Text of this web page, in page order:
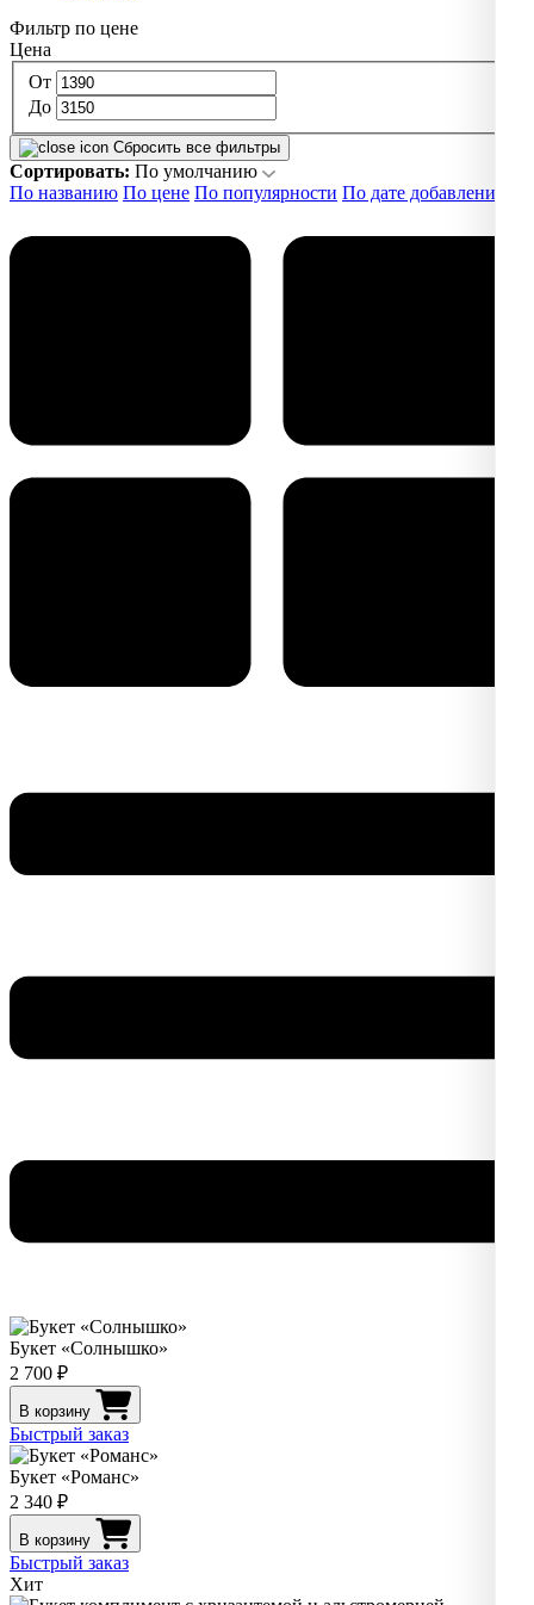
Фильтр по цене
Цена
От
До
Сбросить все фильтры
Сортировать: По умолчанию
По названию По цене По популярности По дате добавления
Букет «Солнышко»
2 700 ₽
В корзину
Быстрый заказ
Букет «Романс»
2 340 ₽
В корзину
Быстрый заказ
Хит